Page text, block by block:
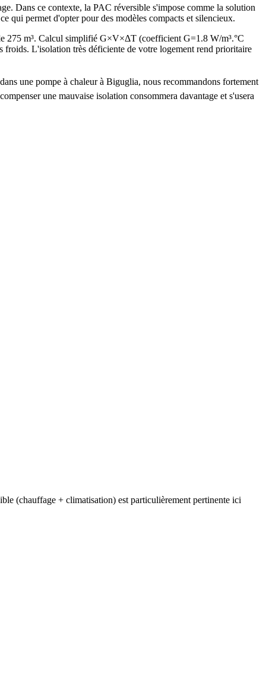
Dans ce contexte, la PAC réversible s'impose comme la solution
qui permet d'opter pour des modèles compacts et silencieux.
275 m³. Calcul simplifié G×V×ΔT (coefficient G=1.8 W/m³.°C
L'isolation très déficiente de votre logement rend prioritaire
une pompe à chaleur à Biguglia, nous recommandons fortement
une mauvaise isolation consommera davantage et s'usera
(chauffage + climatisation) est particulièrement pertinente ici